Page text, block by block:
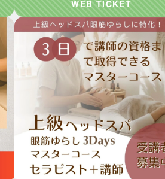
50120520100405
ブルーヒーリング開発物語〇●
のか？
スや疲れはすべて脳が感じています。
に疲れが取れない。それは、いち番疲
と、自律神経のバランスが崩れてやる
たりなど、ココロとカラダがずっし
脳を癒すヘッドヒーリングが必要な
顔効果＋美肌＆リフトアップで美しく♪
ルーヒーリング／風の時代・頭の休日
ドスパ・ブルーヒーリングとは、ヒー